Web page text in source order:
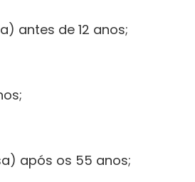
antes de 12 anos;
após os 55 anos;